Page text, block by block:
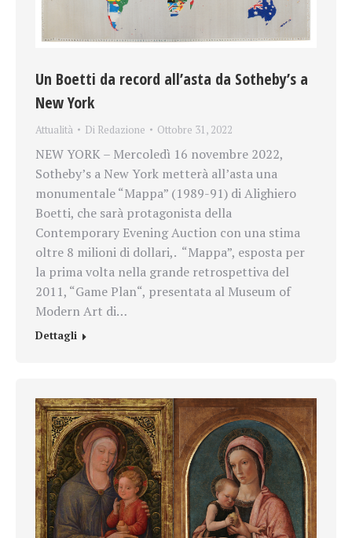
Un Boetti da record all’asta da Sotheby’s a
New York
Attualità Di Redazione Ottobre 31, 2022
NEW YORK – Mercoledì 16 novembre 2022,
Sotheby’s a New York metterà all’asta una
monumentale “Mappa” (1989-91) di Alighiero
Boetti, che sarà protagonista della
Contemporary Evening Auction con una stima
oltre 8 milioni di dollari,. “Mappa”, esposta per
la prima volta nella grande retrospettiva del
2011, “Game Plan“, presentata al Museum of
Modern Art di…
Dettagli